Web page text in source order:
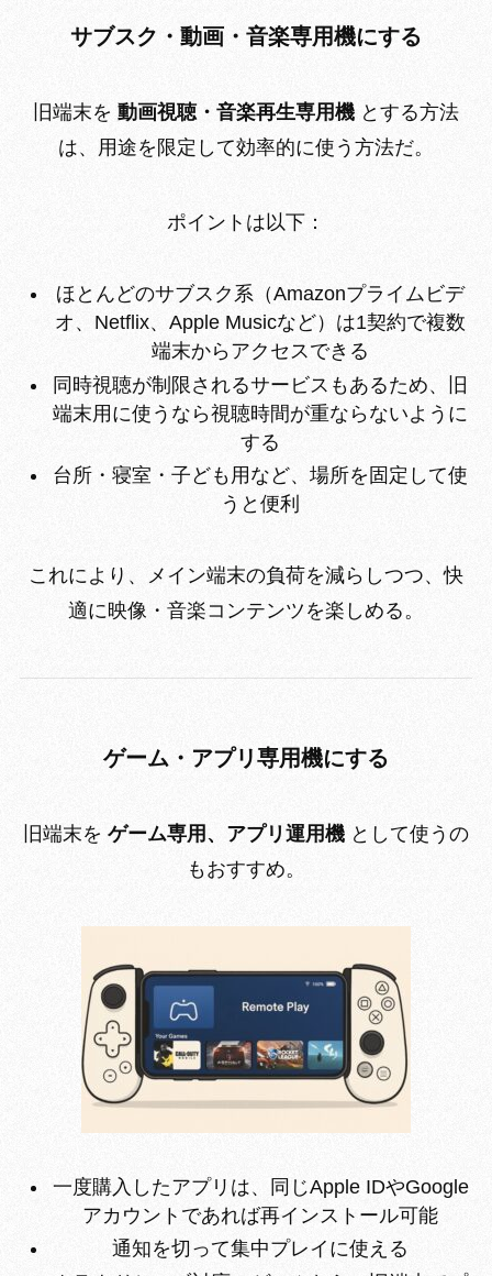
サブスク・動画・音楽専用機にする
旧端末を 動画視聴・音楽再生専用機 とする方法
は、用途を限定して効率的に使う方法だ。
ポイントは以下：
ほとんどのサブスク系（Amazonプライムビデ
オ、Netflix、Apple Musicなど）は1契約で複数
端末からアクセスできる
同時視聴が制限されるサービスもあるため、旧
端末用に使うなら視聴時間が重ならないように
する
台所・寝室・子ども用など、場所を固定して使
うと便利
これにより、メイン端末の負荷を減らしつつ、快
適に映像・音楽コンテンツを楽しめる。
ゲーム・アプリ専用機にする
旧端末を ゲーム専用、アプリ運用機 として使うの
もおすすめ。
一度購入したアプリは、同じApple IDやGoogle
アカウントであれば再インストール可能
通知を切って集中プレイに使える